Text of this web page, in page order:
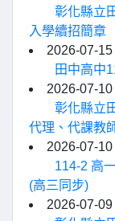
彰化縣立
入學續招簡章
2026-07-15
田中高中
2026-07-10
彰化縣立
代理、代課教
2026-07-10
114-2 高
(高三同步)
2026-07-09